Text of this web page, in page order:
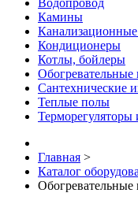
Камины
Кондиционеры
Котлы, бойлеры
Сантехнические
Теплые полы
Терморегуляторы
Главная >
Каталог